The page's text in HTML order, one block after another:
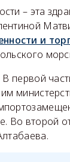
– эта
и
В первой
Во второй